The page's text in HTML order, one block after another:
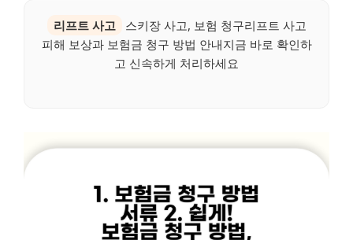
리프트 사고
스키장 사고, 보험 청구리프트 사고
피해 보상과 보험금 청구 방법 안내지금 바로 확인하
고 신속하게 처리하세요